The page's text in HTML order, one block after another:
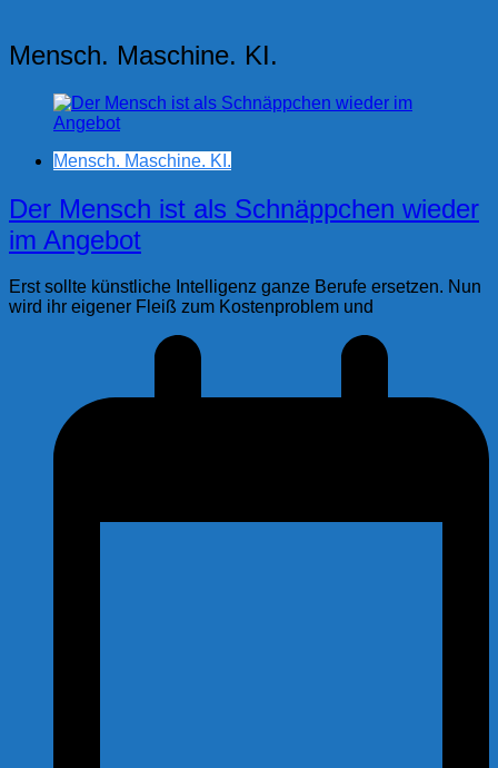
Mensch. Maschine. KI.
Mensch. Maschine. KI.
Der Mensch ist als Schnäppchen wieder
im Angebot
Erst sollte künstliche Intelligenz ganze Berufe ersetzen. Nun
wird ihr eigener Fleiß zum Kostenproblem und